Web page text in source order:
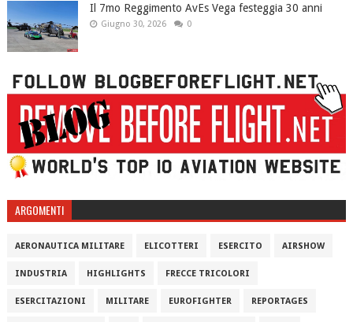
Il 7mo Reggimento AvEs Vega festeggia 30 anni
Giugno 30, 2026 0
ARGOMENTI
AERONAUTICA MILITARE ELICOTTERI ESERCITO AIRSHOW
INDUSTRIA HIGHLIGHTS FRECCE TRICOLORI
ESERCITAZIONI MILITARE EUROFIGHTER REPORTAGES